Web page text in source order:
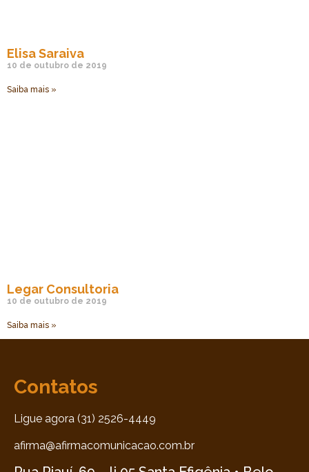
Elisa Saraiva
10 de outubro de 2019
Saiba mais »
Legar Consultoria
10 de outubro de 2019
Saiba mais »
Contatos
Ligue agora (31) 2526-4449
afirma@afirmacomunicacao.com.br